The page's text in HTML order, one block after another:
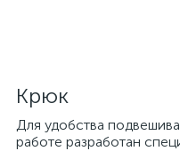
Крюк
Для удобства
работе разработан